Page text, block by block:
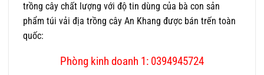
trồng cây chất lượng với độ tin dùng của bà con sản
phẩm túi vải địa trồng cây An Khang được bán trến toàn
quốc:
Phòng kinh doanh 1: 0394945724